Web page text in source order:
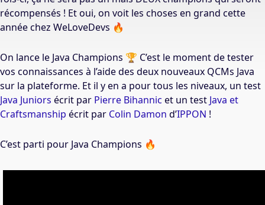
récompensés ! Et oui, on voit les choses en grand cette
année chez WeLoveDevs 🔥
On lance le Java Champions 🏆 C’est le moment de tester
vos connaissances à l’aide des deux nouveaux QCMs Java
sur la plateforme. Et il y en a pour tous les niveaux, un test
Java Juniors écrit par Pierre Bihannic et un test Java et
Craftsmanship écrit par Colin Damon d’IPPON !
C’est parti pour Java Champions 🔥